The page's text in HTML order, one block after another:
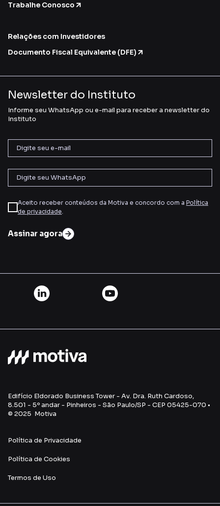
Trabalhe Conosco
Relações com Investidores
Documento Fiscal Equivalente (DFE)
Newsletter do Instituto
Informe seu WhatsApp ou e-mail para receber a newsletter do
Instituto
Aceito receber conteúdos da Motiva e concordo com a Política
de privacidade.
Assinar agora
Edifício Eldorado Business Tower - Av. Dra. Ruth Cardoso,
8.501 - 5º andar - Pinheiros - São Paulo/SP - CEP 05425-070 •
© 2025 Motiva
Política de Privacidade
Política de Cookies
Termos de Uso